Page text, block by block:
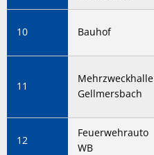
10 Bauhof
11
Mehrzweckhalle
Gellmersbach
12
Feuerwehrauto
WB